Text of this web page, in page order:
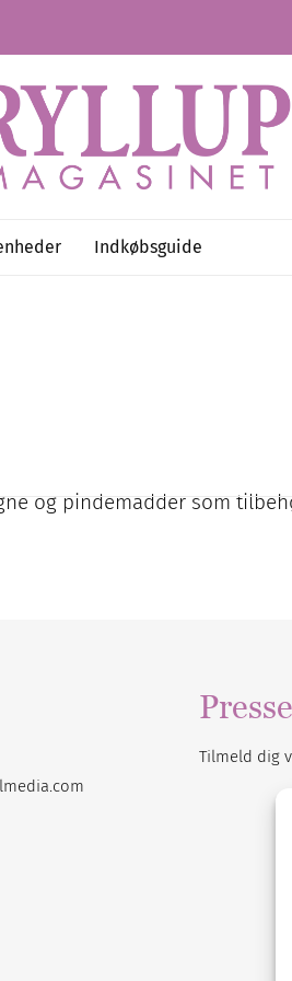
Indkøbsguide
og pindemadder som
Presse
Tilmeld dig